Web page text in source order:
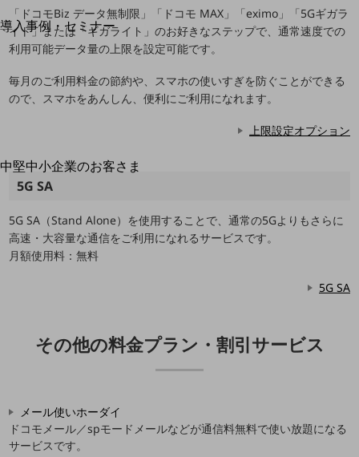
別ウィンドウで開きます
サービスをご利用中のお客さま
導入事例・セミナー
導入事例TOP
セミナー
中堅中小企業のお客さま
NTTドコモビジネスウォッチ
旬な話題やお役立ち資料などDXの課題を
解決するヒントをお届けする記事サイト
新着記事
サービス・ソリューション
課題やニーズに合ったサービスをご紹介し、
お悩みから見つけるTOP
ネットワーク
「ドコモBiz データ無制限」「ドコモ MAX」「eximo」「5Gギガラ
イト」または「ギガライト」のお好きなステップで、通常速度での
利用可能データ量の上限を設定可能です。
毎月のご利用料金の節約や、スマホの使いすぎを防ぐことができる
ので、スマホをあんしん、便利にご利用になれます。
上限設定オプション
5G SA
5G SA（Stand Alone）を使用することで、通常の5Gよりもさらに
高速・大容量な通信をご利用になれるサービスです。
月額使用料：無料
5G SA
その他の料金プラン・割引サービス
メール使いホーダイ
ドコモメール／spモードメールなどが通信料無料で使い放題になる
サービスです。